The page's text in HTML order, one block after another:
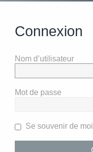
Connexion
Nom d’utilisateur
Mot de passe
Se souvenir de moi